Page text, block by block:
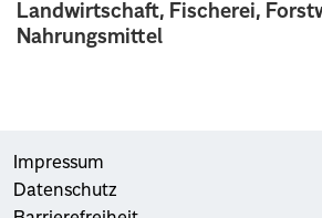
Landwirtschaft, Fischerei,
Nahrungsmittel
Impressum
Datenschutz